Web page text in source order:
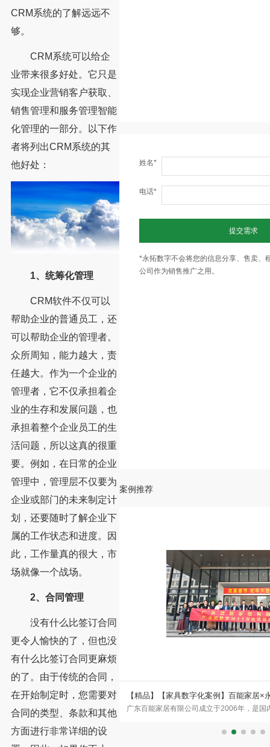
CRM系统的了解远远不
够。
CRM系统可以给企
业带来很多好处。它只是
实现企业营销客户获取、
销售管理和服务管理智能
化管理的一部分。以下作
者将列出CRM系统的其
他好处：
1、统筹化管理
CRM软件不仅可以
帮助企业的普通员工，还
可以帮助企业的管理者。
众所周知，能力越大，责
任越大。作为一个企业的
管理者，它不仅承担着企
业的生存和发展问题，也
承担着整个企业员工的生
活问题，所以这真的很重
要。例如，在日常的企业
管理中，管理层不仅要为
企业或部门的未来制定计
划，还要随时了解企业下
属的工作状态和进度。因
此，工作量真的很大，市
场就像一个战场。
2、合同管理
没有什么比签订合同
更令人愉快的了，但也没
有什么比签订合同更麻烦
的了。由于传统的合同，
在开始制定时，您需要对
合同的类型、条款和其他
方面进行非常详细的设
姓名*
电话*
提交需求
*永拓数字不会将您的信息分享、售卖、
公司作为销售推广之用。
案例推荐
力巴夏居品迈入数字化管理
）总部设于中国家具制造中心东
致力于融合时尚设计与创新成
【精品】【家具数字化案例】百能家居×
品牌的数字化突围
广东百能家居有限公司成立于2006年，是国